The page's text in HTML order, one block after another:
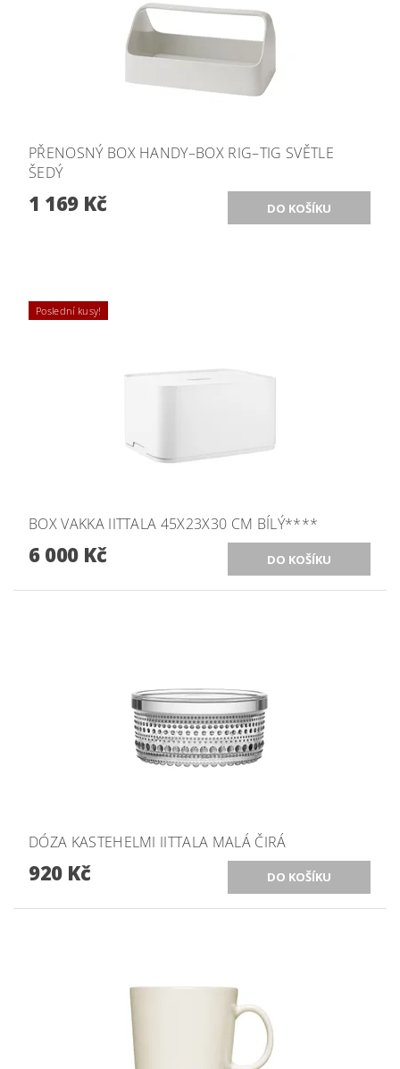
PŘENOSNÝ BOX HANDY–BOX RIG–TIG SVĚTLE
ŠEDÝ
1 169 Kč
Poslední kusy!
BOX VAKKA IITTALA 45X23X30 CM BÍLÝ****
6 000 Kč
DÓZA KASTEHELMI IITTALA MALÁ ČIRÁ
920 Kč